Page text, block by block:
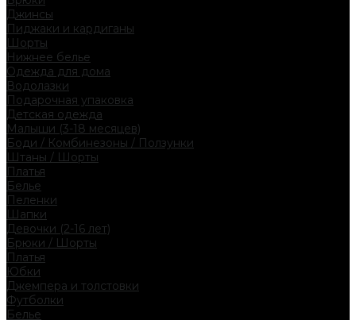
Джинсы
Пиджаки и кардиганы
Шорты
Нижнее белье
Одежда для дома
Водолазки
Подарочная упаковка
Детская одежда
Малыши (3-18 месяцев)
Боди / Комбинезоны / Ползунки
Штаны / Шорты
Платья
Белье
Пеленки
Шапки
Девочки (2-16 лет)
Брюки / Шорты
Платья
Юбки
Джемпера и толстовки
Футболки
Белье